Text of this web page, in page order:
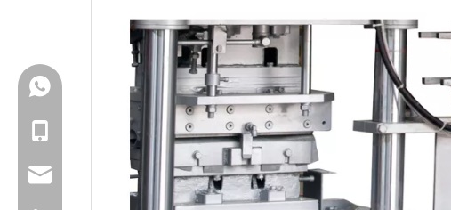
+86-18150503129
+86-18150503129
group@qunfeng.com